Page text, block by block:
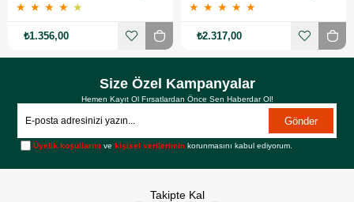
★ ★ ★ ★ ★
₺1.356,00
★ ★ ★ ★ ★
₺2.317,00
Size Özel Kampanyalar
Hemen Kayıt Ol Fırsatlardan Önce Sen Haberdar Ol!
Gönder
Üyelik koşullarını vekişisel verilerimin korunmasını kabul ediyorum.
Takipte Kal